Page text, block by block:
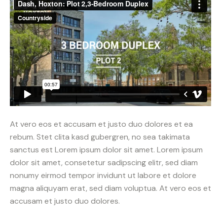
At vero eos et accusam et justo duo dolores et ea
rebum. Stet clita kasd gubergren, no sea takimata
sanctus est Lorem ipsum dolor sit amet. Lorem ipsum
dolor sit amet, consetetur sadipscing elitr, sed diam
nonumy eirmod tempor invidunt ut labore et dolore
magna aliquyam erat, sed diam voluptua. At vero eos et
accusam et justo duo dolores.